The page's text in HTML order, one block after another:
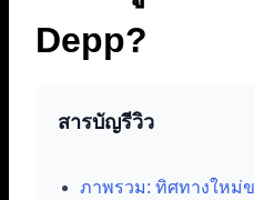
Depp?
สารบัญรีวิว
ภาพรวม: ทิศทางใหม่